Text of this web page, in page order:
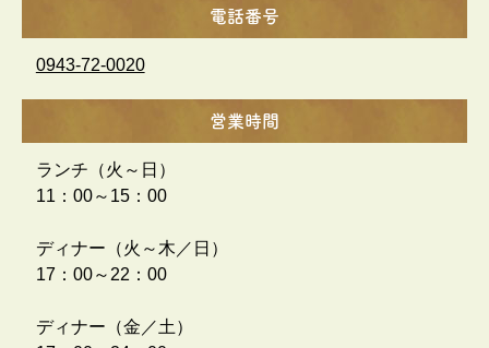
電話番号
0943-72-0020
営業時間
ランチ（火～日）
11：00～15：00
ディナー（火～木／日）
17：00～22：00
ディナー（金／土）